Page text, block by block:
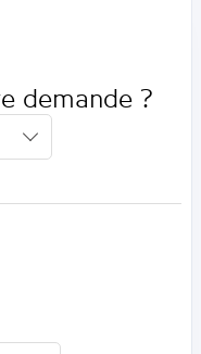
demande ?